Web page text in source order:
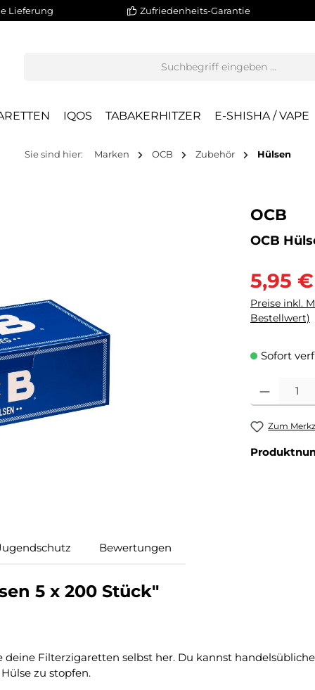
Lieferung Zufriedenheits-Garantie
IQOS TABAKERHITZER E-SHISHA / VAPE
Sie sind hier: Marken OCB Zubehör Hülsen
OCB
OCB
5,95 €
Preise inkl.
Bestellwert)
Sofort
Zum
Bewertungen
5 x 200 Stück"
deine Filterzigaretten selbst her. Du kannst
zu stopfen.